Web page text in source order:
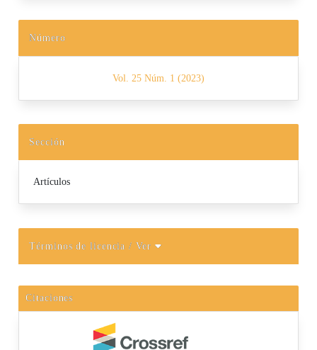
Número
Vol. 25 Núm. 1 (2023)
Sección
Artículos
Términos de licencia/ Ver
Citaciones